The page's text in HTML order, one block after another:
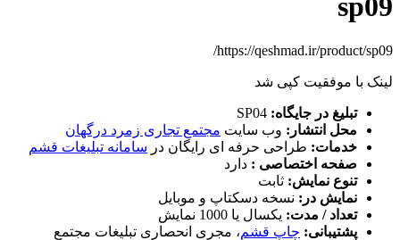
sp09
https://qeshmad.ir/product/sp09/
لینک با موفقیت کپی شد
تبلیغ در جایگاه:
محل انتشار: وب سایت مجتمع تجاری زمرد درگهان
خدمات: طراحی حرفه ای رایگان در سامانه تبلیغات قشم
صفحه اختصاصی : دارد
تنوع نمایش: ثابت
نمایش در: نسخه دسکتاپ و موبایل
تعداد / مدت: یکسال یا 1000 نمایش
پشتیبانی: چاپ قشم، مجری انحصاری تبلیغات مجتمع